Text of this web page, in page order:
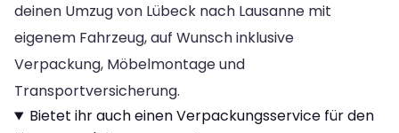
deinen Umzug von Lübeck nach Lausanne mit
eigenem Fahrzeug, auf Wunsch inklusive
Verpackung, Möbelmontage und
Transportversicherung.
Bietet ihr auch einen Verpackungsservice für den